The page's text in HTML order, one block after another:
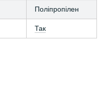
Поліпропілен
Так